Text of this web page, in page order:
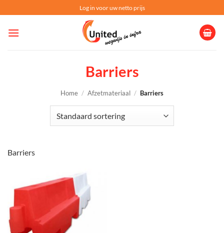
naar
inhoud
Log in voor uw netto prijs
Barriers
Home / Afzetmateriaal / Barriers
Barriers